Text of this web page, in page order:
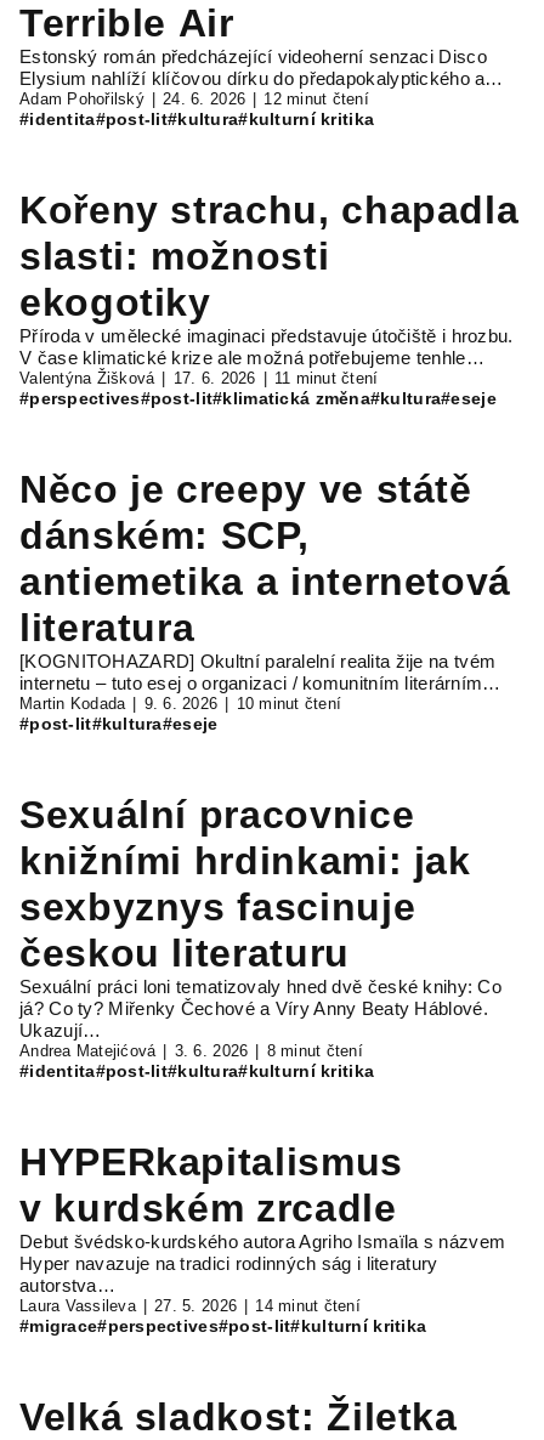
Terrible Air
Estonský román předcházející videoherní senzaci Disco
Elysium nahlíží klíčovou dírku do předapokalyptického a…
Adam Pohořilský 24. 6. 2026 12 minut čtení
#identita#post-lit#kultura#kulturní kritika
Kořeny strachu, chapadla
slasti: možnosti
ekogotiky
Příroda v umělecké imaginaci představuje útočiště i hrozbu.
V čase klimatické krize ale možná potřebujeme tenhle…
Valentýna Žišková 17. 6. 2026 11 minut čtení
#perspectives#post-lit#klimatická změna#kultura#eseje
Něco je creepy ve státě
dánském: SCP,
antiemetika a internetová
literatura
[KOGNITOHAZARD] Okultní paralelní realita žije na tvém
internetu – tuto esej o organizaci / komunitním literárním…
Martin Kodada 9. 6. 2026 10 minut čtení
#post-lit#kultura#eseje
Sexuální pracovnice
knižními hrdinkami: jak
sexbyznys fascinuje
českou literaturu
Sexuální práci loni tematizovaly hned dvě české knihy: Co
já? Co ty? Miřenky Čechové a Víry Anny Beaty Háblové.
Ukazují…
Andrea Matejićová 3. 6. 2026 8 minut čtení
#identita#post-lit#kultura#kulturní kritika
HYPERkapitalismus
v kurdském zrcadle
Debut švédsko-kurdského autora Agriho Ismaïla s názvem
Hyper navazuje na tradici rodinných ság i literatury
autorstva…
Laura Vassileva 27. 5. 2026 14 minut čtení
#migrace#perspectives#post-lit#kulturní kritika
Velká sladkost: Žiletka